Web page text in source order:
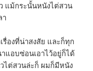
แม้กระนั้นหนังไต่สวน
า
องที่น่าสงสัย และก็ทุก
แอบซ่อนเอาไว้อยู่ก็ได้
ไต่สวนล่ะก็ ผมก็มีหนัง